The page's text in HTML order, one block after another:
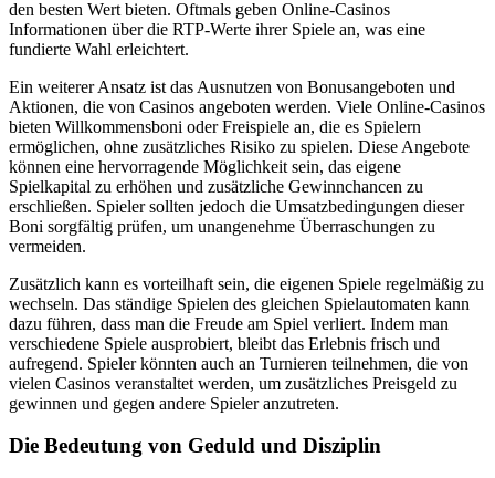
den besten Wert bieten. Oftmals geben Online-Casinos
Informationen über die RTP-Werte ihrer Spiele an, was eine
fundierte Wahl erleichtert.
Ein weiterer Ansatz ist das Ausnutzen von Bonusangeboten und
Aktionen, die von Casinos angeboten werden. Viele Online-Casinos
bieten Willkommensboni oder Freispiele an, die es Spielern
ermöglichen, ohne zusätzliches Risiko zu spielen. Diese Angebote
können eine hervorragende Möglichkeit sein, das eigene
Spielkapital zu erhöhen und zusätzliche Gewinnchancen zu
erschließen. Spieler sollten jedoch die Umsatzbedingungen dieser
Boni sorgfältig prüfen, um unangenehme Überraschungen zu
vermeiden.
Zusätzlich kann es vorteilhaft sein, die eigenen Spiele regelmäßig zu
wechseln. Das ständige Spielen des gleichen Spielautomaten kann
dazu führen, dass man die Freude am Spiel verliert. Indem man
verschiedene Spiele ausprobiert, bleibt das Erlebnis frisch und
aufregend. Spieler könnten auch an Turnieren teilnehmen, die von
vielen Casinos veranstaltet werden, um zusätzliches Preisgeld zu
gewinnen und gegen andere Spieler anzutreten.
Die Bedeutung von Geduld und Disziplin